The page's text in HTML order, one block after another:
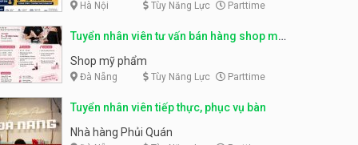
– hỗ trợ ăn ở
marketing
Công ty
Hà Nội Tùy Năng Lực Parttime
Tuyển nhân viên tư vấn bán hàng shop mỹ
phẩm
Shop mỹ phẩm
Đà Nẵng Tùy Năng Lực Parttime
Tuyển nhân viên tiếp thực, phục vụ bàn
Nhà hàng Phủi Quán